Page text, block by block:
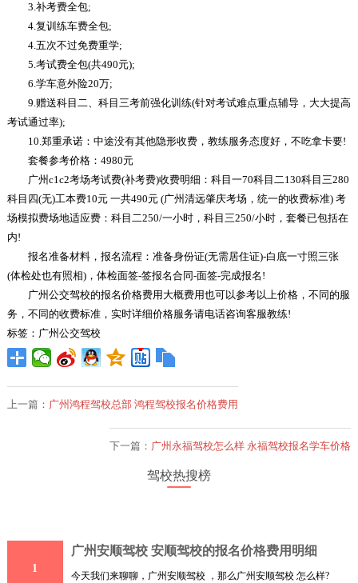
3.补考费全包;
4.复训练车费全包;
4.五次不过免费重学;
5.考试费全包(共490元);
6.学车意外险20万;
9.赠送科目二、科目三考前强化训练(针对考试难点重点辅导，大大提高
考试通过率);
10.郑重承诺：中途没有其他隐形收费，教练服务态度好，不吃拿卡要!
套餐参考价格：4980元
广州c1c2考场考试费(补考费)收费明细：科目一70科目二130科目三280
科目四(无)工本费10元 一共490元 (广州清远肇庆考场，统一的收费标准) 考
场模拟费场地适应费：科目二250/一小时，科目三250/小时，套餐已包括在
内!
报名准备材料，报名流程：准备身份证(无需居住证)-白底一寸照三张
(体检处也有照相)，体检面签-签报名合同-面签-完成报名!
广州公交驾校的报名价格费用大概费用也可以参考以上价格，不同的服
务，不同的收费标准，实时详细价格服务请电话咨询客服教练!
标签：广州公交驾校
上一篇： 广州鸿程驾校总部 鸿程驾校报名价格费用
下一篇： 广州永福驾校怎么样 永福驾校报名学车价格
驾校热搜榜
1
广州安顺驾校 安顺驾校的报名价格费用明细
今天我们来聊聊，广州安顺驾校 ，那么广州安顺驾校 怎么样?